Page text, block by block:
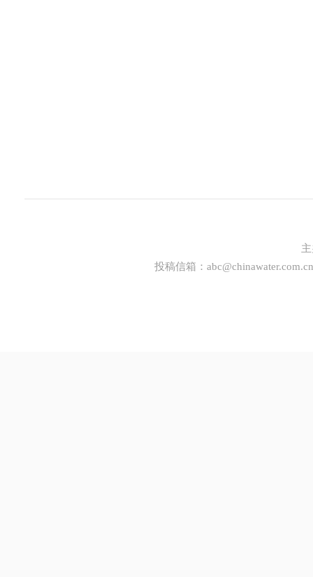
投稿信箱： abc@chinawater.com.cn